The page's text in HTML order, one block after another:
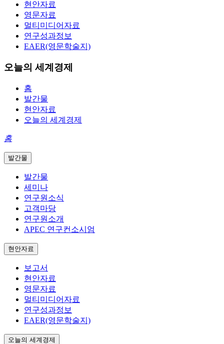
현안자료
영문자료
멀티미디어자료
연구성과정보
EAER(영문학술지)
오늘의 세계경제
홈
발간물
현안자료
오늘의 세계경제
홈
발간물
발간물
세미나
연구원소식
고객마당
연구원소개
APEC 연구컨소시엄
현안자료
보고서
현안자료
영문자료
멀티미디어자료
연구성과정보
EAER(영문학술지)
오늘의 세계경제